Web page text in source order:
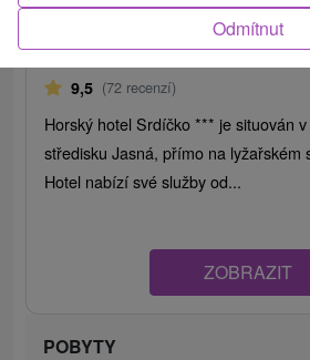
Horský hotel Srdiečko★★★
Jasná
9,5 (72 recenzí)
Horský hotel Srdíčko *** je situován
středisku Jasná, přímo na lyžařském
Hotel nabízí své služby od...
ZOBRAZIT
POBYTY
Odmítnut